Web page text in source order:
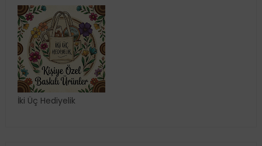
İki Üç Hediyelik